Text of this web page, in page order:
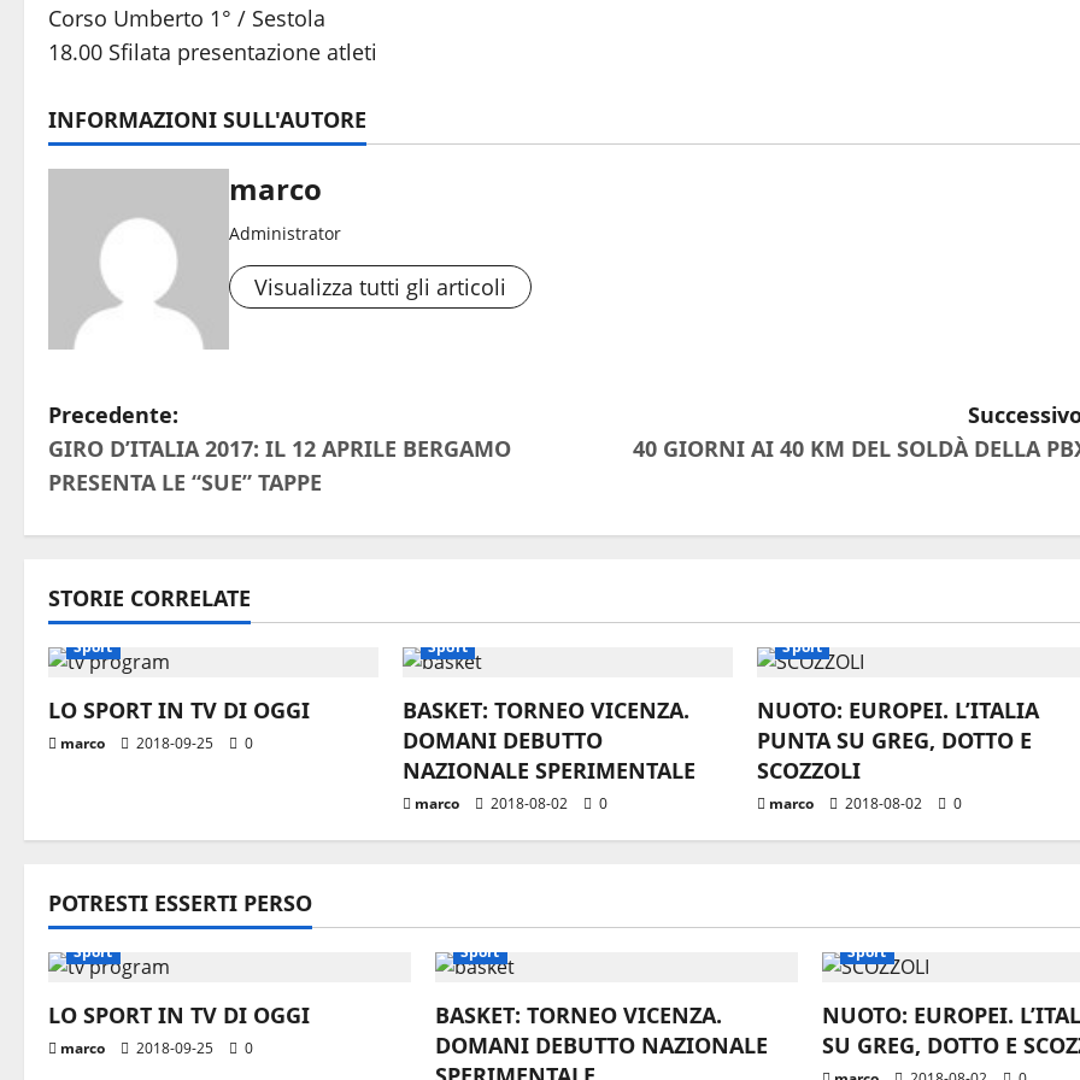
Corso Umberto 1° / Sestola
18.00 Sfilata presentazione atleti
INFORMAZIONI SULL'AUTORE
marco
Administrator
Visualizza tutti gli articoli
N
a
v
g
a
z
e
a
r
Precedente:
GIRO D’ITALIA 2017: IL 12 APRILE BERGAMO
PRESENTA LE “SUE” TAPPE
40 GIORNI AI 40 KM DEL SOLDÀ DELLA
STORIE CORRELATE
Sport
LO SPORT IN TV DI OGGI
marco 2018-09-25 0
Sport
BASKET: TORNEO VICENZA.
DOMANI DEBUTTO
NAZIONALE SPERIMENTALE
marco 2018-08-02 0
Sport
NUOTO: EUROPEI. L’ITALIA
PUNTA SU GREG, DOTTO E
SCOZZOLI
marco 2018-08-02 0
POTRESTI ESSERTI PERSO
Sport
LO SPORT IN TV DI OGGI
marco 2018-09-25 0
Sport
BASKET: TORNEO VICENZA.
DOMANI DEBUTTO NAZIONALE
Sport
NUOTO: EUROPEI.
SU GREG, DOTTO E